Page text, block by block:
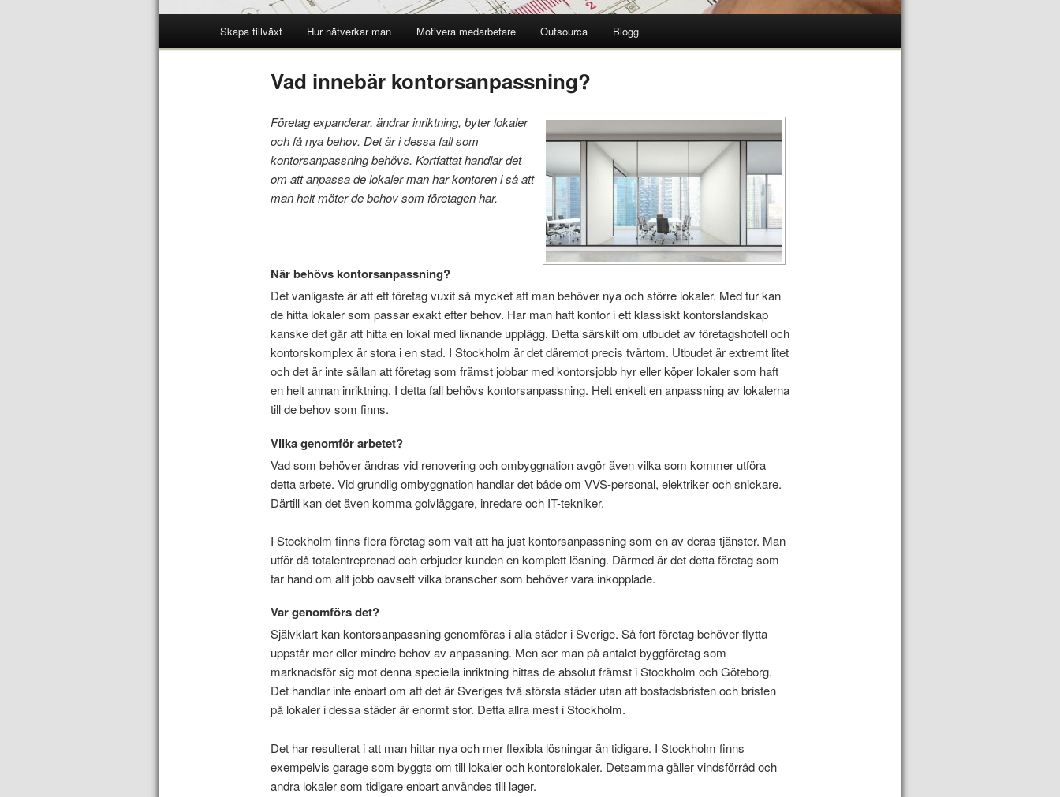
Skapa tillväxt Hur nätverkar man Motivera medarbetare Outsourca Blogg
Vad innebär kontorsanpassning?
Företag expanderar, ändrarinriktning, byter lokaler
och få nya behov. Det är i dessa fall som
kontorsanpassning behövs. Kortfattat handlar det
om att anpassa de lokaler man har kontoren i så att
man helt möter de behov som företagen har.
När behövs kontorsanpassning?
Det vanligaste är att ett företag vuxit så mycket att man behöver nya och större lokaler. Med tur kan
de hitta lokaler som passar exakt efter behov. Har man haft kontor i ett klassiskt kontorslandskap
kanske det går att hitta en lokal med liknande upplägg. Detta särskilt om utbudet av företagshotell och
kontorskomplex är stora i en stad. I Stockholm är det däremot precis tvärtom. Utbudet är extremt litet
och det är inte sällan att företag som främst jobbar med kontorsjobb hyr eller köper lokaler som haft
en helt annan inriktning. I detta fall behövs kontorsanpassning. Helt enkelt en anpassning av lokalerna
till de behov som finns.
Vilka genomför arbetet?
Vad som behöver ändras vid renovering och ombyggnation avgör även vilka som kommer utföra
detta arbete. Vid grundlig ombyggnation handlar det både om VVS-personal, elektriker och snickare.
Därtill kan det även komma golvläggare, inredare och IT-tekniker.
I Stockholm finns flera företag som valt att ha just kontorsanpassning som en av deras tjänster. Man
utför då totalentreprenad och erbjuder kunden en komplett lösning. Därmed är det detta företag som
tar hand om allt jobb oavsett vilka branscher som behöver vara inkopplade.
Var genomförs det?
Självklart kan kontorsanpassning genomföras i alla städer i Sverige. Så fort företag behöver flytta
uppstår mer eller mindre behov av anpassning. Men ser man på antalet byggföretag som
marknadsför sig mot denna speciella inriktning hittas de absolut främst i Stockholm och Göteborg.
Det handlar inte enbart om att det är Sveriges två största städer utan att bostadsbristen och bristen
på lokaler i dessa städer är enormt stor. Detta allra mest i Stockholm.
Det har resulterat i att man hittar nya och mer flexibla lösningar än tidigare. I Stockholm finns
exempelvis garage som byggts om till lokaler och kontorslokaler. Detsamma gäller vindsförråd och
andra lokaler som tidigare enbart användes till lager.